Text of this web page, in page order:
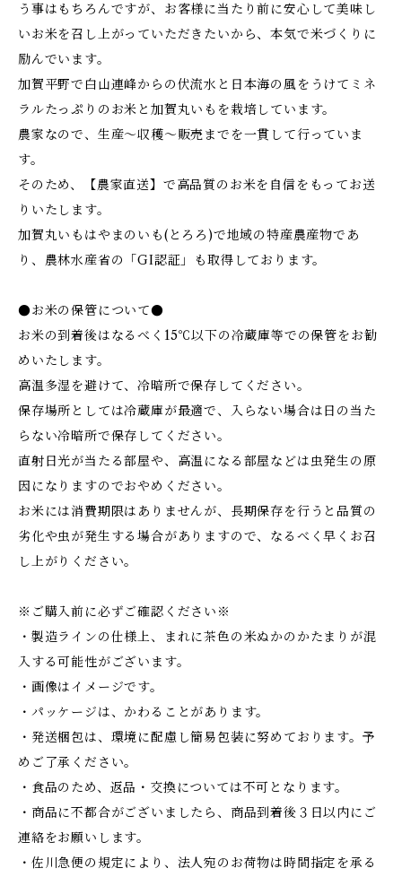
う事はもちろんですが、お客様に当たり前に安心して美味し
いお米を召し上がっていただきたいから、本気で米づくりに
励んでいます。
加賀平野で白山連峰からの伏流水と日本海の風をうけてミネ
ラルたっぷりのお米と加賀丸いもを栽培しています。
農家なので、生産～収穫～販売までを一貫して行っていま
す。
そのため、【農家直送】で高品質のお米を自信をもってお送
りいたします。
加賀丸いもはやまのいも(とろろ)で地域の特産農産物であ
り、農林水産省の「GI認証」も取得しております。
●お米の保管について●
お米の到着後はなるべく15℃以下の冷蔵庫等での保管をお勧
めいたします。
高温多湿を避けて、冷暗所で保存してください。
保存場所としては冷蔵庫が最適で、入らない場合は日の当た
らない冷暗所で保存してください。
直射日光が当たる部屋や、高温になる部屋などは虫発生の原
因になりますのでおやめください。
お米には消費期限はありませんが、長期保存を行うと品質の
劣化や虫が発生する場合がありますので、なるべく早くお召
し上がりください。
※ご購入前に必ずご確認ください※
・製造ラインの仕様上、まれに茶色の米ぬかのかたまりが混
入する可能性がございます。
・画像はイメージです。
・パッケージは、かわることがあります。
・発送梱包は、環境に配慮し簡易包装に努めております。予
めご了承ください。
・食品のため、返品・交換については不可となります。
・商品に不都合がございましたら、商品到着後３日以内にご
連絡をお願いします。
・佐川急便の規定により、法人宛のお荷物は時間指定を承る